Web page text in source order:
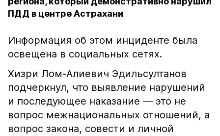
ПДД в центре Астрахани
Информация об этом инциденте была
освещена в социальных сетях.
Хизри Лом-Алиевич Эдильсултанов
подчеркнул, что выявление нарушений
и последующее наказание — это не
вопрос межнациональных отношений, а
вопрос закона, совести и личной